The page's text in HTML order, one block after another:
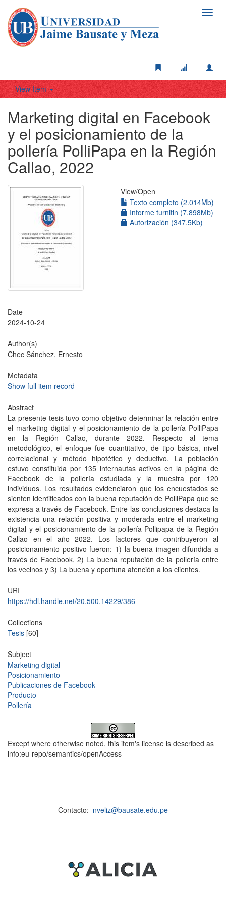
View Item
Marketing digital en Facebook
y el posicionamiento de la
pollería PolliPapa en la Región
Callao, 2022
View/Open
Texto completo (2.014Mb)
Informe turnitin (7.898Mb)
Autorización (347.5Kb)
Date
2024-10-24
Author(s)
Chec Sánchez, Ernesto
Metadata
Show full item record
Abstract
La presente tesis tuvo como objetivo determinar la relación entre
el marketing digital y el posicionamiento de la pollería PolliPapa
en la Región Callao, durante 2022. Respecto al tema
metodológico, el enfoque fue cuantitativo, de tipo básica, nivel
correlacional y método hipotético y deductivo. La población
estuvo constituida por 135 internautas activos en la página de
Facebook de la pollería estudiada y la muestra por 120
individuos. Los resultados evidenciaron que los encuestados se
sienten identificados con la buena reputación de PolliPapa que se
expresa a través de Facebook. Entre las conclusiones destaca la
existencia una relación positiva y moderada entre el marketing
digital y el posicionamiento de la pollería Pollipapa de la Región
Callao en el año 2022. Los factores que contribuyeron al
posicionamiento positivo fueron: 1) la buena imagen difundida a
través de Facebook, 2) La buena reputación de la pollería entre
los vecinos y 3) La buena y oportuna atención a los clientes.
URI
https://hdl.handle.net/20.500.14229/386
Collections
Tesis [60]
Subject
Marketing digital
Posicionamiento
Publicaciones de Facebook
Producto
Pollería
Except where otherwise noted, this item's license is described as
info:eu-repo/semantics/openAccess
Contacto: nveliz@bausate.edu.pe